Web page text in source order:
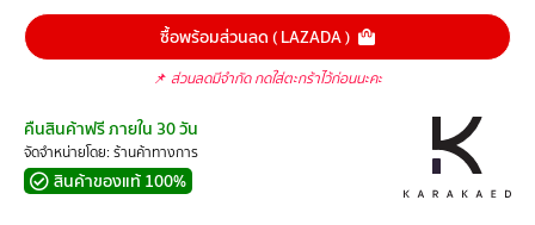
ซื้อพร้อมส่วนลด ( LAZADA )
📌 ส่วนลดมีจำกัด กดใส่ตะกร้าไว้ก่อนนะคะ
คืนสินค้าฟรี ภายใน 30 วัน
จัดจำหน่ายโดย: ร้านค้าทางการ
สินค้าของแท้ 100%